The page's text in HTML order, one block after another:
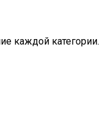
каждой категории.